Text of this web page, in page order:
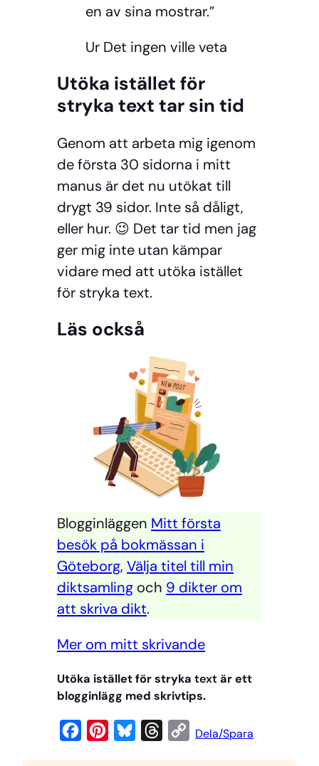
en av sina mostrar.”
Ur Det ingen ville veta
Utöka istället för
stryka text tar sin tid
Genom att arbeta mig igenom
de första 30 sidorna i mitt
manus är det nu utökat till
drygt 39 sidor. Inte så dåligt,
eller hur. 😉 Det tar tid men jag
ger mig inte utan kämpar
vidare med att utöka istället
för stryka text.
Läs också
Blogginläggen Mitt första
besök på bokmässan i
Göteborg, Välja titel till min
diktsamling och 9 dikter om
att skriva dikt.
Mer om mitt skrivande
Utöka istället för stryka textär ett
blogginlägg med skrivtips.
CDela/Spara